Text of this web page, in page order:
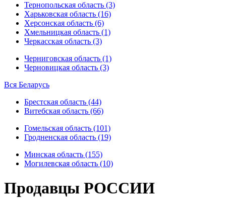
Тернопольская область (3)
Харьковская область (16)
Херсонская область (6)
Хмельницкая область (1)
Черкасская область (3)
Черниговская область (1)
Черновицкая область (3)
Вся Беларусь
Брестская область (44)
Витебская область (66)
Гомельская область (101)
Гродненская область (19)
Минская область (155)
Могилевская область (10)
Продавцы РОССИИ